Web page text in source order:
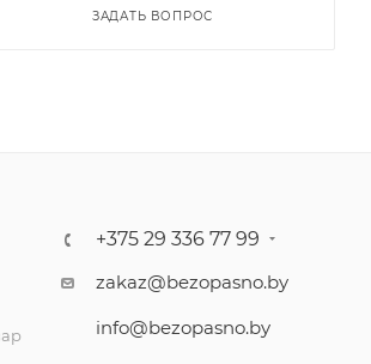
ЗАДАТЬ ВОПРОС
+375 29 336 77 99
zakaz@bezopasno.by
info@bezopasno.by